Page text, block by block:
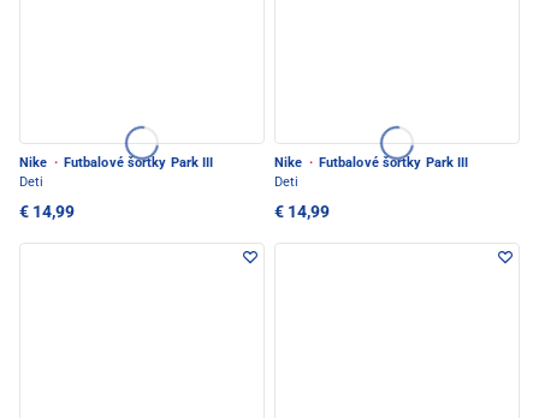
Nike · Futbalové šortky Park III
Deti
€ 14,99
Nike · Futbalové šortky Park III
Deti
€ 14,99